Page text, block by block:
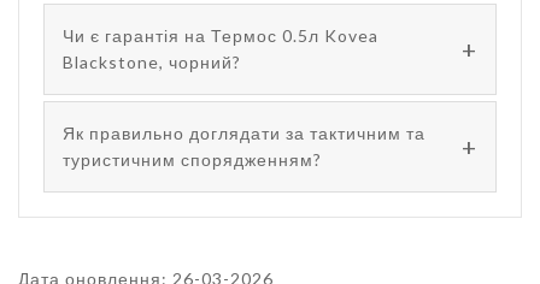
Чи є гарантія на Термос 0.5л Kovea
Blackstone, чорний?
Як правильно доглядати за тактичним та
туристичним спорядженням?
Дата оновлення: 26-03-2026